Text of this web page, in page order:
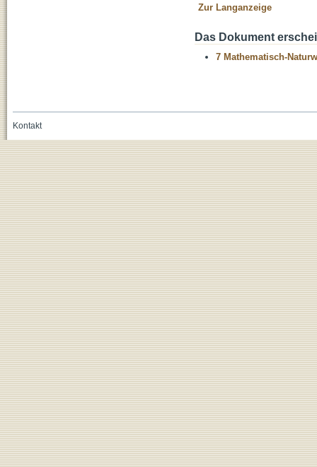
Zur Langanzeige
Das Dokument
7 Mathematisch-
Kontakt